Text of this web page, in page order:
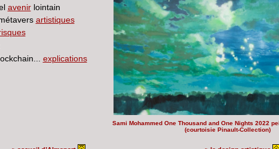
avenirlointain
artistiques
explications
Sami Mohammed One Thousand and One Nights 2022
(courtoisie Pinault-Collection)